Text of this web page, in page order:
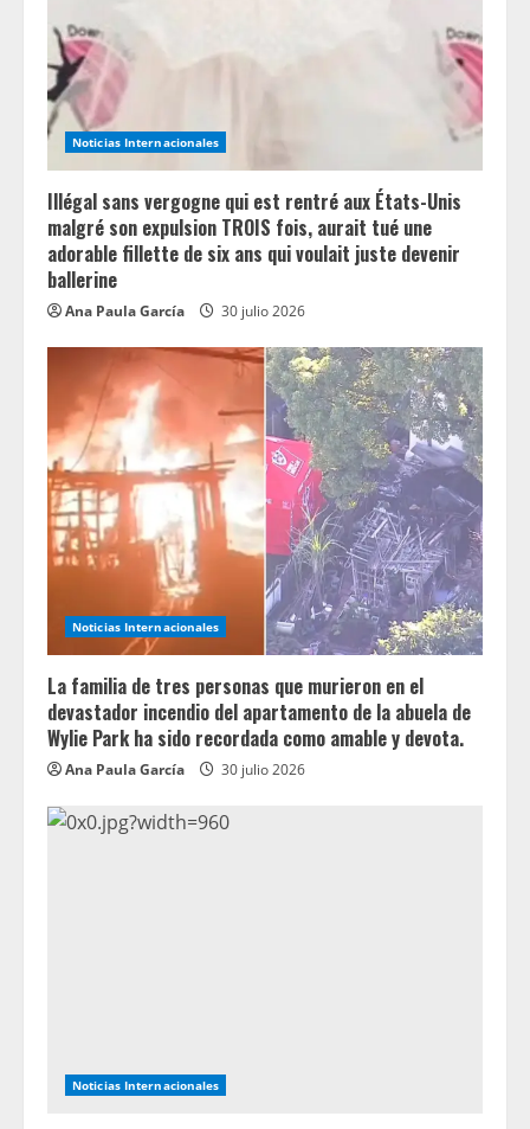
i
n
g
Noticias Internacionales
Illégal sans vergogne qui est rentré aux États-Unis
malgré son expulsion TROIS fois, aurait tué une
adorable fillette de six ans qui voulait juste devenir
ballerine
Ana Paula García 30 julio 2026
Noticias Internacionales
La familia de tres personas que murieron en el
devastador incendio del apartamento de la abuela de
Wylie Park ha sido recordada como amable y devota.
Ana Paula García 30 julio 2026
Noticias Internacionales